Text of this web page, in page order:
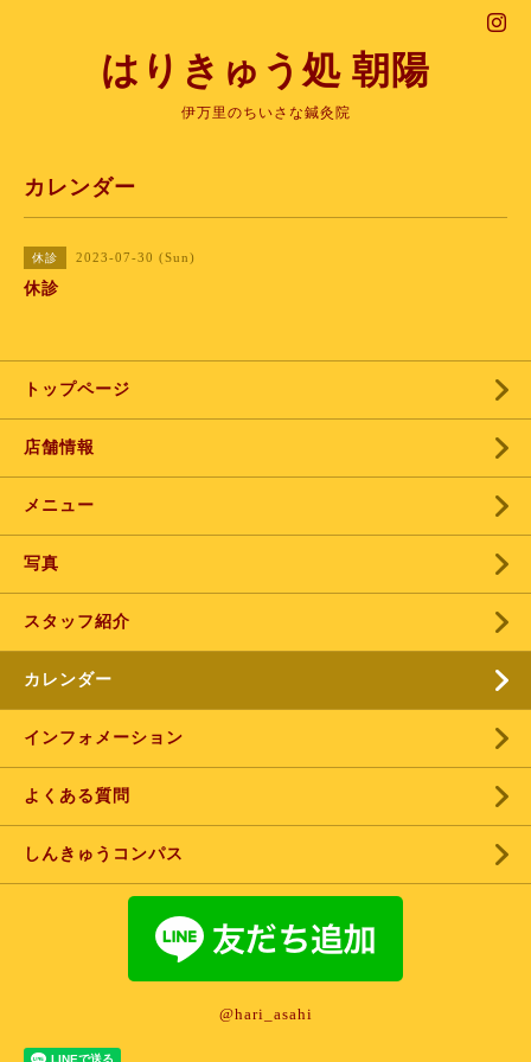
はりきゅう処 朝陽
伊万里のちいさな鍼灸院
カレンダー
休診 2023-07-30 (Sun)
休診
トップページ
店舗情報
メニュー
写真
スタッフ紹介
カレンダー
インフォメーション
よくある質問
しんきゅうコンパス
@hari_asahi